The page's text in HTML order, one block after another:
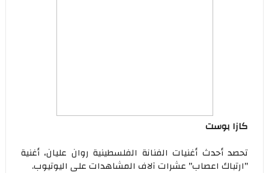
كازا بوست
تحصد أحدث أغنيات الفنانة الفلسطينية روان عليان، أغنية
"ارتباك اعصاب" عشرات آلاف المشاهدات على اليوتيوب.